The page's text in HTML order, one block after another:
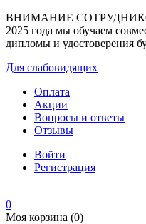
ВНИМАНИЕ
2025 года мы обучаем
дипломы и удостоверения
Для слабовидящих
Оплата
Акции
Вопросы и ответы
Отзывы
Войти
Регистрация
0
Моя корзина (0)